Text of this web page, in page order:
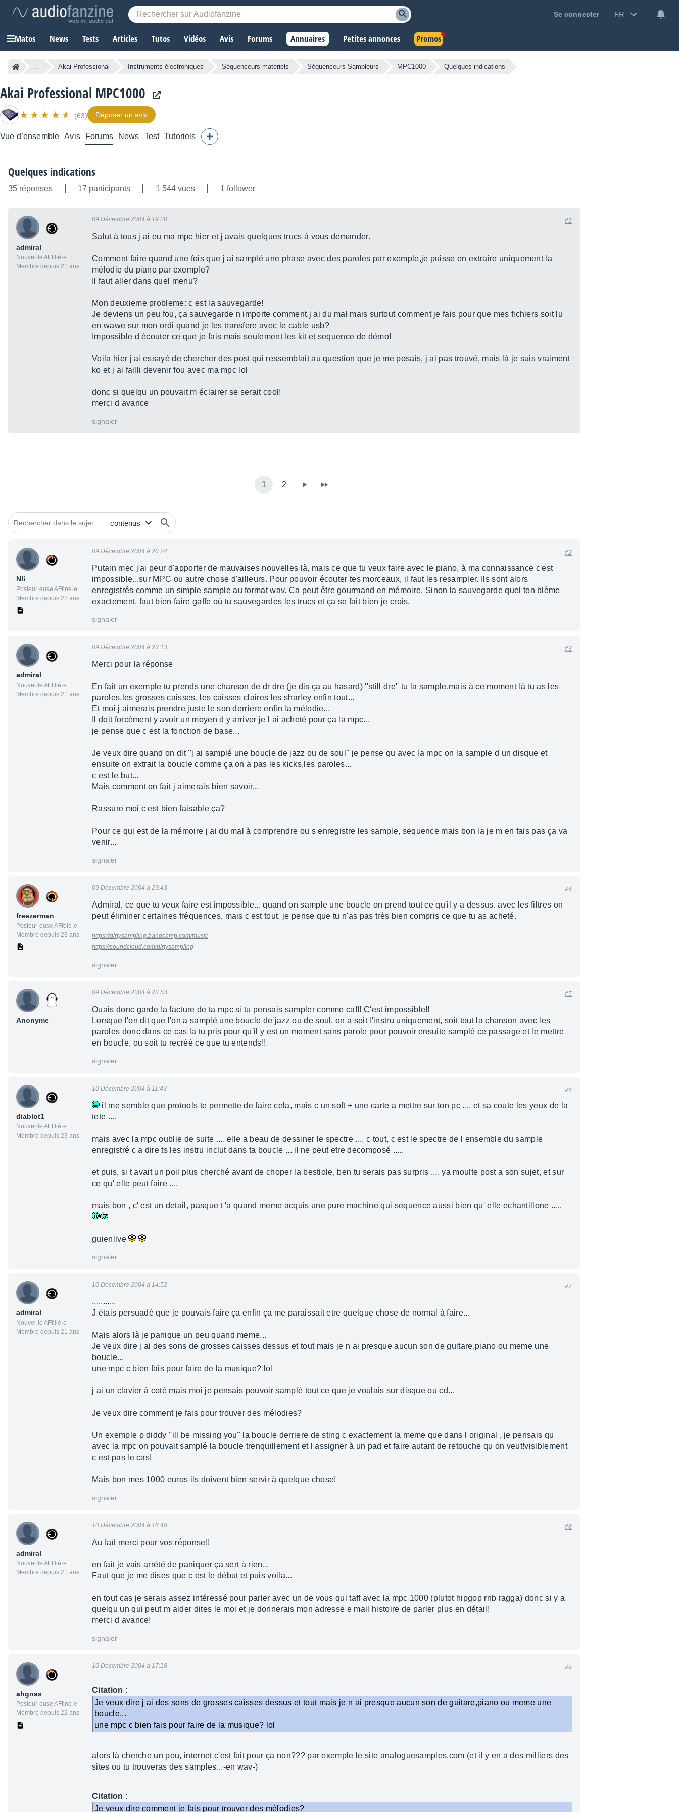
Se connecter FR
Matos News Tests Articles Tutos Vidéos Avis Forums Annuaires Petites annonces Promos
... Akai Professional Instruments électroniques Séquenceurs matériels Séquenceurs Sampleurs MPC1000 Quelques indications
Akai Professional MPC1000
(63) Déposer un avis
Vue d’ensemble Avis Forums News Test Tutoriels
Quelques indications
35 réponses 17 participants 1 544 vues 1 follower
admiral
Nouvel·le AFfilié·e
Membre depuis 21 ans
09 Décembre 2004 à 19:20 #1
Salut à tous j ai eu ma mpc hier et j avais quelques trucs à vous demander.
Comment faire quand une fois que j ai samplé une phase avec des paroles par exemple,je puisse en extraire uniquement la
mélodie du piano par exemple?
Il faut aller dans quel menu?
Mon deuxieme probleme: c est la sauvegarde!
Je deviens un peu fou, ça sauvegarde n importe comment,j ai du mal mais surtout comment je fais pour que mes fichiers soit lu
en wawe sur mon ordi quand je les transfere avec le cable usb?
Impossible d écouter ce que je fais mais seulement les kit et sequence de démo!
Voila hier j ai essayé de chercher des post qui ressemblait au question que je me posais, j ai pas trouvé, mais là je suis vraiment
ko et j ai failli devenir fou avec ma mpc lol
donc si quelqu un pouvait m éclairer se serait cool!
merci d avance
signaler
1 2
Nli
Posteur·euse AFfiné·e
Membre depuis 22 ans
09 Décembre 2004 à 20:24 #2
Putain mec j'ai peur d'apporter de mauvaises nouvelles là, mais ce que tu veux faire avec le piano, à ma connaissance c'est
impossible...sur MPC ou autre chose d'ailleurs. Pour pouvoir écouter tes morceaux, il faut les resampler. Ils sont alors
enregistrés comme un simple sample au format wav. Ca peut être gourmand en mémoire. Sinon la sauvegarde quel ton blème
exactement, faut bien faire gaffe où tu sauvegardes les trucs et ça se fait bien je crois.
signaler
admiral
Nouvel·le AFfilié·e
Membre depuis 21 ans
09 Décembre 2004 à 23:13 #3
Merci pour la réponse
En fait un exemple tu prends une chanson de dr dre (je dis ça au hasard) ''still dre'' tu la sample,mais à ce moment là tu as les
paroles,les grosses caisses, les caisses claires les sharley enfin tout...
Et moi j aimerais prendre juste le son derriere enfin la mélodie...
Il doit forcément y avoir un moyen d y arriver je l ai acheté pour ça la mpc...
je pense que c est la fonction de base...
Je veux dire quand on dit ''j ai samplé une boucle de jazz ou de soul'' je pense qu avec la mpc on la sample d un disque et
ensuite on extrait la boucle comme ça on a pas les kicks,les paroles...
c est le but...
Mais comment on fait j aimerais bien savoir...
Rassure moi c est bien faisable ça?
Pour ce qui est de la mémoire j ai du mal à comprendre ou s enregistre les sample, sequence mais bon la je m en fais pas ça va
venir...
signaler
freezerman
Posteur·euse AFfolé·e
Membre depuis 23 ans
09 Décembre 2004 à 23:43 #4
Admiral, ce que tu veux faire est impossible... quand on sample une boucle on prend tout ce qu'il y a dessus. avec les filtres on
peut éliminer certaines fréquences, mais c'est tout. je pense que tu n'as pas très bien compris ce que tu as acheté.
https://dirtysampling.bandcamp.com/music
https://soundcloud.com/dirtysampling
signaler
Anonyme
09 Décembre 2004 à 23:53 #5
Ouais donc garde la facture de ta mpc si tu pensais sampler comme ca!!! C'est impossible!!
Lorsque l'on dit que l'on a samplé une boucle de jazz ou de soul, on a soit l'instru uniquement, soit tout la chanson avec les
paroles donc dans ce cas la tu pris pour qu'il y est un moment sans parole pour pouvoir ensuite samplé ce passage et le mettre
en boucle, ou soit tu recréé ce que tu entends!!
signaler
diablot1
Nouvel·le AFfilié·e
Membre depuis 23 ans
10 Décembre 2004 à 11:43 #6
il me semble que protools te permette de faire cela, mais c un soft + une carte a mettre sur ton pc .... et sa coute les yeux de la
tete ....
mais avec la mpc oublie de suite .... elle a beau de dessiner le spectre .... c tout, c est le spectre de l ensemble du sample
enregistré c a dire ts les instru inclut dans ta boucle ... il ne peut etre decomposé .....
et puis, si t avait un poil plus cherché avant de choper la bestiole, ben tu serais pas surpris .... ya moulte post a son sujet, et sur
ce qu' elle peut faire ....
mais bon , c' est un detail, pasque t 'a quand meme acquis une pure machine qui sequence aussi bien qu' elle echantillone .....
guienlive
signaler
admiral
Nouvel·le AFfilié·e
Membre depuis 21 ans
10 Décembre 2004 à 14:52 #7
...........
J étais persuadé que je pouvais faire ça enfin ça me paraissait etre quelque chose de normal à faire...
Mais alors là je panique un peu quand meme...
Je veux dire j ai des sons de grosses caisses dessus et tout mais je n ai presque aucun son de guitare,piano ou meme une
boucle...
une mpc c bien fais pour faire de la musique? lol
j ai un clavier à coté mais moi je pensais pouvoir samplé tout ce que je voulais sur disque ou cd...
Je veux dire comment je fais pour trouver des mélodies?
Un exemple p diddy ''ill be missing you'' la boucle derriere de sting c exactement la meme que dans l original , je pensais qu
avec la mpc on pouvait samplé la boucle trenquillement et l assigner à un pad et faire autant de retouche qu on veut!visiblement
c est pas le cas!
Mais bon mes 1000 euros ils doivent bien servir à quelque chose!
signaler
admiral
Nouvel·le AFfilié·e
Membre depuis 21 ans
10 Décembre 2004 à 16:48 #8
Au fait merci pour vos réponse!!
en fait je vais arrété de paniquer ça sert à rien...
Faut que je me dises que c est le début et puis voila...
en tout cas je serais assez intéressé pour parler avec un de vous qui taff avec la mpc 1000 (plutot hipgop rnb ragga) donc si y a
quelqu un qui peut m aider dites le moi et je donnerais mon adresse e mail histoire de parler plus en détail!
merci d avance!
signaler
ahgnas
Posteur·euse AFfiné·e
Membre depuis 22 ans
10 Décembre 2004 à 17:18 #9
Citation :
Je veux dire j ai des sons de grosses caisses dessus et tout mais je n ai presque aucun son de guitare,piano ou meme une
boucle...
une mpc c bien fais pour faire de la musique? lol
alors là cherche un peu, internet c'est fait pour ça non??? par exemple le site analoguesamples.com (et il y en a des milliers des
sites ou tu trouveras des samples...-en wav-)
Citation :
Je veux dire comment je fais pour trouver des mélodies?